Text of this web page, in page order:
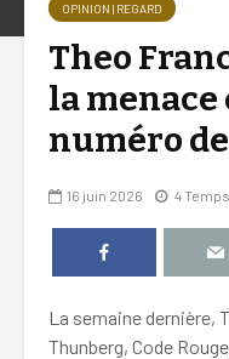
OPINION | REGARD
Theo
la menace
numéro
16 juin 2026 4
La semaine dernière,
Thunberg, Code